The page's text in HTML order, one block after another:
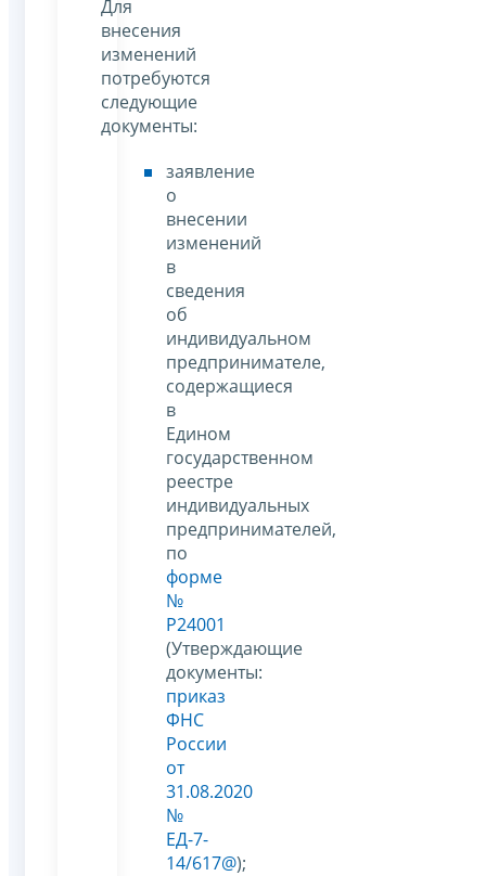
Для
внесения
изменений
потребуются
следующие
документы:
заявление
о
внесении
изменений
в
сведения
об
индивидуальном
предпринимателе,
содержащиеся
в
Едином
государственном
реестре
индивидуальных
предпринимателей,
по
форме
№
Р24001
(Утверждающие
документы:
приказ
ФНС
России
от
31.08.2020
№
ЕД-7-
14/617@);